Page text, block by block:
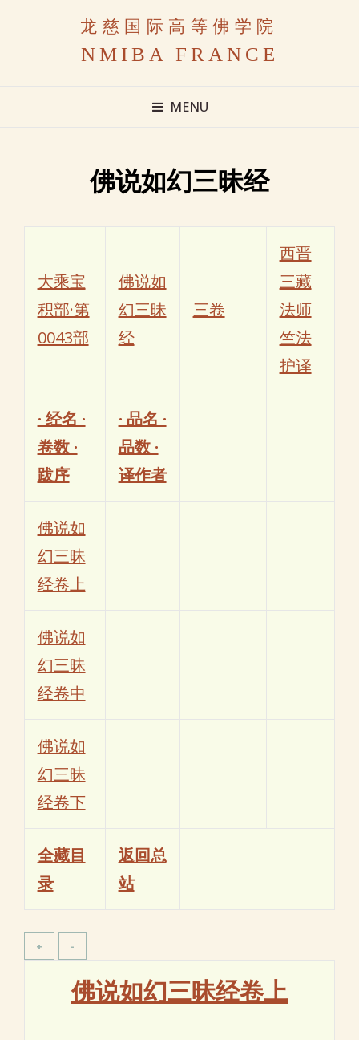
龙慈国际高等佛学院
NMIBA FRANCE
MENU
佛说如幻三昧经
大乘宝
积部·第
0043部
佛说如
幻三昧
经
三卷
西晋
三藏
法师
竺法
护译
· 经名 ·
卷数 ·
跋序
· 品名 ·
品数 ·
译作者
佛说如
幻三昧
经卷上
佛说如
幻三昧
经卷中
佛说如
幻三昧
经卷下
全藏目
录
返回总
站
佛说如幻三昧经卷上